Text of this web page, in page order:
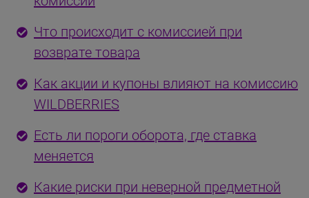
Что происходит с комиссией при
возврате товара
Как акции и купоны влияют на комиссию
WILDBERRIES
Есть ли пороги оборота, где ставка
меняется
Какие риски при неверной предметной